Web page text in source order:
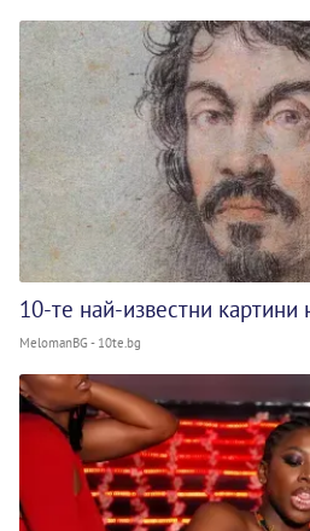
10-те най-известни
MelomanBG - 10te.bg